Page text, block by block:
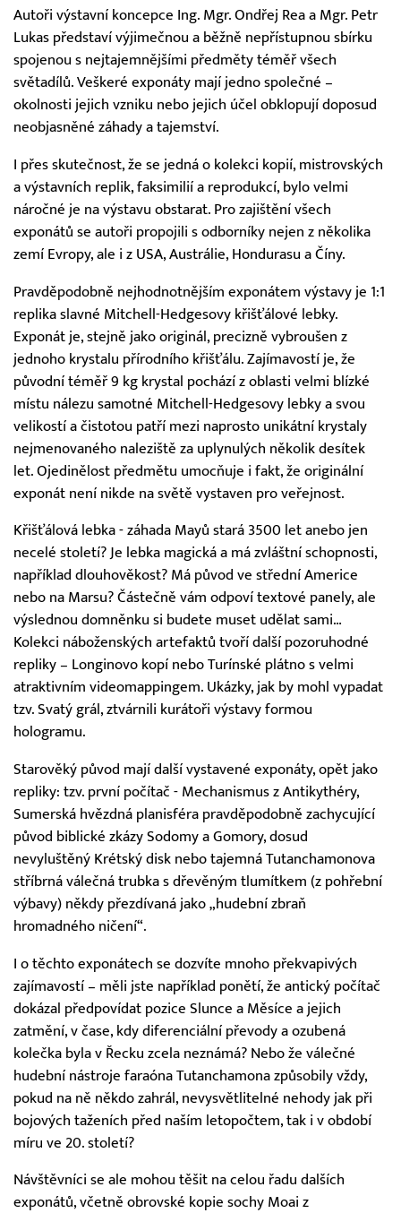
Autoři výstavní koncepce Ing. Mgr. Ondřej Rea a Mgr. Petr
Lukas představí výjimečnou a běžně nepřístupnou sbírku
spojenou s nejtajemnějšími předměty téměř všech
světadílů. Veškeré exponáty mají jedno společné –
okolnosti jejich vzniku nebo jejich účel obklopují doposud
neobjasněné záhady a tajemství.
I přes skutečnost, že se jedná o kolekci kopií, mistrovských
a výstavních replik, faksimilií a reprodukcí, bylo velmi
náročné je na výstavu obstarat. Pro zajištění všech
exponátů se autoři propojili s odborníky nejen z několika
zemí Evropy, ale i z USA, Austrálie, Hondurasu a Číny.
Pravděpodobně nejhodnotnějším exponátem výstavy je 1:1
replika slavné Mitchell-Hedgesovy křišťálové lebky.
Exponát je, stejně jako originál, precizně vybroušen z
jednoho krystalu přírodního křišťálu. Zajímavostí je, že
původní téměř 9 kg krystal pochází z oblasti velmi blízké
místu nálezu samotné Mitchell-Hedgesovy lebky a svou
velikostí a čistotou patří mezi naprosto unikátní krystaly
nejmenovaného naleziště za uplynulých několik desítek
let. Ojedinělost předmětu umocňuje i fakt, že originální
exponát není nikde na světě vystaven pro veřejnost.
Křišťálová lebka - záhada Mayů stará 3500 let anebo jen
necelé století? Je lebka magická a má zvláštní schopnosti,
například dlouhověkost? Má původ ve střední Americe
nebo na Marsu? Částečně vám odpoví textové panely, ale
výslednou domněnku si budete muset udělat sami…
Kolekci náboženských artefaktů tvoří další pozoruhodné
repliky – Longinovo kopí nebo Turínské plátno s velmi
atraktivním videomappingem. Ukázky, jak by mohl vypadat
tzv. Svatý grál, ztvárnili kurátoři výstavy formou
hologramu.
Starověký původ mají další vystavené exponáty, opět jako
repliky: tzv. první počítač - Mechanismus z Antikythéry,
Sumerská hvězdná planisféra pravděpodobně zachycující
původ biblické zkázy Sodomy a Gomory, dosud
nevyluštěný Krétský disk nebo tajemná Tutanchamonova
stříbrná válečná trubka s dřevěným tlumítkem (z pohřební
výbavy) někdy přezdívaná jako „hudební zbraň
hromadného ničení“.
I o těchto exponátech se dozvíte mnoho překvapivých
zajímavostí – měli jste například ponětí, že antický počítač
dokázal předpovídat pozice Slunce a Měsíce a jejich
zatmění, v čase, kdy diferenciální převody a ozubená
kolečka byla v Řecku zcela neznámá? Nebo že válečné
hudební nástroje faraóna Tutanchamona způsobily vždy,
pokud na ně někdo zahrál, nevysvětlitelné nehody jak při
bojových taženích před naším letopočtem, tak i v období
míru ve 20. století?
Návštěvníci se ale mohou těšit na celou řadu dalších
exponátů, včetně obrovské kopie sochy Moai z